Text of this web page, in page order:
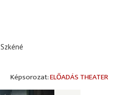
Szkéné
ELŐADÁS THEATER